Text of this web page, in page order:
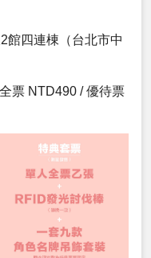
館四連棟（台北市中
票 NTD490 / 優待票